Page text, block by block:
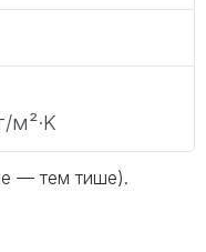
— тем тише).
м²·K